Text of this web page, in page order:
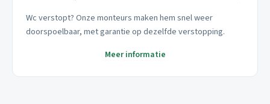
Wc verstopt? Onze monteurs maken hem snel weer
doorspoelbaar, met garantie op dezelfde verstopping.
Meer informatie